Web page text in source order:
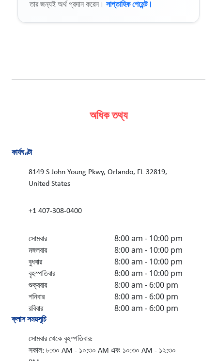
তার জন্যই অর্থ প্রদান করেন। সাপ্তাহিক পেমেন্ট।
অধিক তথ্য
কার্যঘণ্টা
8149 S John Young Pkwy, Orlando, FL 32819,
United States
+1 407-308-0400
সোমবার
8:00 am - 10:00 pm
মঙ্গলবার
8:00 am - 10:00 pm
বুধবার
8:00 am - 10:00 pm
বৃহস্পতিবার
8:00 am - 10:00 pm
শুক্রবার
8:00 am - 6:00 pm
শনিবার
8:00 am - 6:00 pm
রবিবার
8:00 am - 6:00 pm
ক্লাস সময়সূচি
সোমবার থেকে বৃহস্পতিবার:
সকাল: ৮:৩০ AM - ১০:৩০ AM এবং ১০:৩০ AM - ১২:৩০